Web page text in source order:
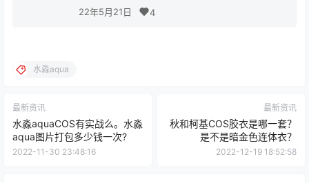
22年5月21日
4
水淼aqua
最新资讯
水淼aquaCOS有实战么。水淼
aqua图片打包多少钱一次?
2022-11-30 23:48:16
最新资讯
秋和柯基COS胶衣是哪一套？
是不是暗金色连体衣？
2022-12-19 18:52:58